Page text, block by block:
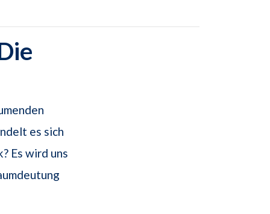
es sich
Es wird uns